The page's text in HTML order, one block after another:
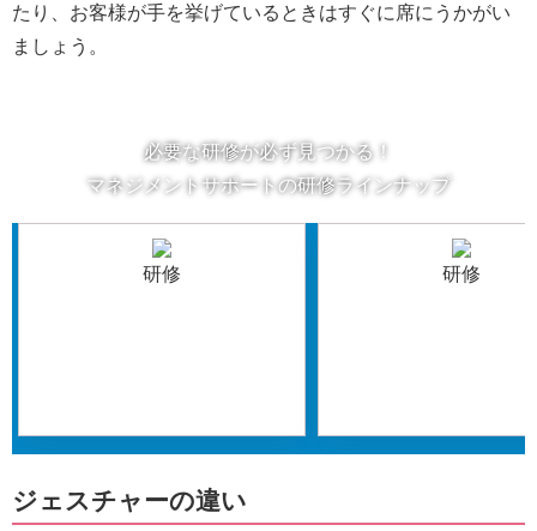
たり、お客様が手を挙げているときはすぐに席にうかがい
ましょう。
必要な研修が必ず見つかる！
マネジメントサポートの研修ラインナップ
研修 研修
ジェスチャーの違い